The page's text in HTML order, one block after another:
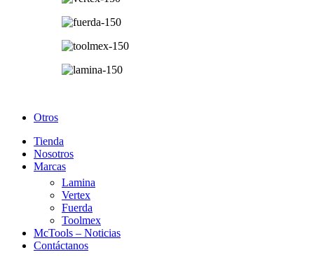
Otros
Tienda
Nosotros
Marcas
Lamina
Vertex
Fuerda
Toolmex
McTools – Noticias
Contáctanos